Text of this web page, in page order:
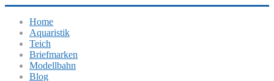
Home
Aquaristik
Teich
Briefmarken
Modellbahn
Blog